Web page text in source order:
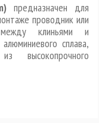
предназначен для
проводник или
клиньями и
сплава,
высокопрочного